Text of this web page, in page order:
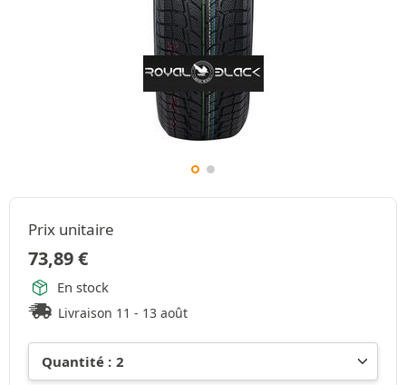
Prix unitaire
73,89€
En stock
Livraison 11 - 13 août